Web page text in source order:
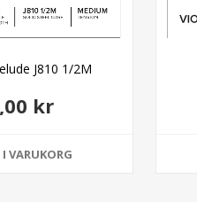
J810 1/2M
kr
I VARUKORG